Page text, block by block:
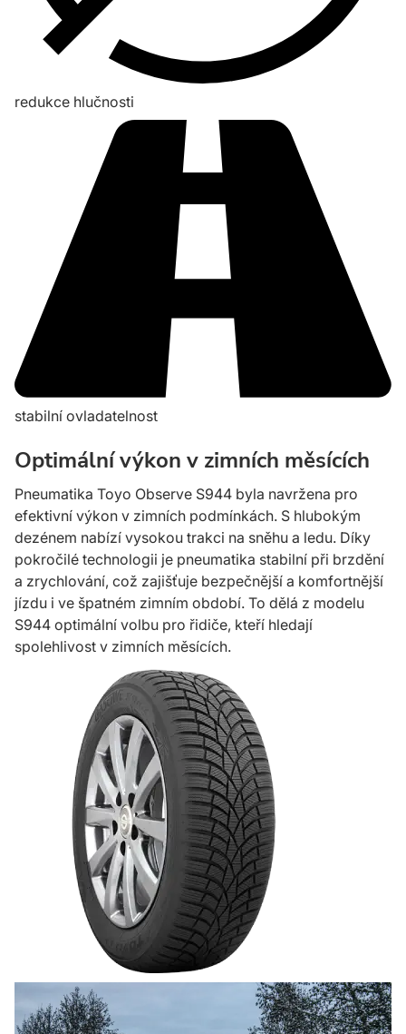
redukce hlučnosti
stabilní ovladatelnost
Optimální výkon v zimních měsících
Pneumatika Toyo Observe S944 byla navržena pro
efektivní výkon v zimních podmínkách. S hlubokým
dezénem nabízí vysokou trakci na sněhu a ledu. Díky
pokročilé technologii je pneumatika stabilní při brzdění
a zrychlování, což zajišťuje bezpečnější a komfortnější
jízdu i ve špatném zimním období. To dělá z modelu
S944 optimální volbu pro řidiče, kteří hledají
spolehlivost v zimních měsících.